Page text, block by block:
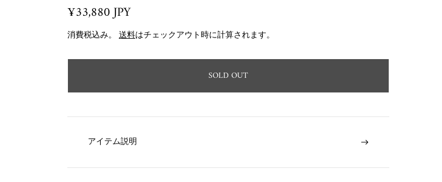
R
e
g
u
a
¥33,880 JPY
消費税込み。 送料はチェックアウト時に計算されます。
SOLD OUT
アイテム説明